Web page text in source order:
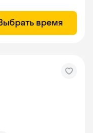
время